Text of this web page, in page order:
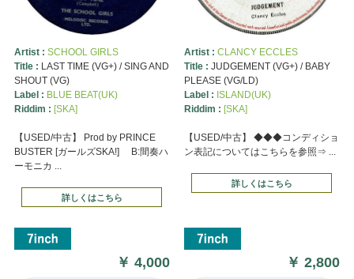
Artist : SCHOOL GIRLS
Title : LAST TIME (VG+) / SING AND
SHOUT (VG)
Label : BLUE BEAT(UK)
Riddim : [SKA]
【USED/中古】 Prod by PRINCE
BUSTER [ガールズSKA!] B:間奏ハ
ーモニカ ...
詳しくはこちら
￥4,000
Artist : CLANCY ECCLES
Title : JUDGEMENT (VG+) / BABY
PLEASE (VG/LD)
Label : ISLAND(UK)
Riddim : [SKA]
【USED/中古】 ◆◆◆コンディショ
ン表記についてはこちらを参照⇒ ...
詳しくはこちら
￥2,800